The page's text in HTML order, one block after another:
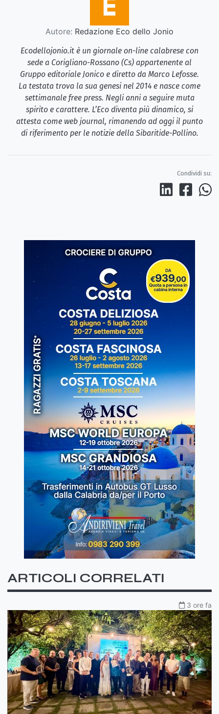
Autore: Redazione Eco dello Jonio
Ecodellojonio.it è un giornale on-line calabrese con
sede a Corigliano-Rossano (Cs) appartenente al
Gruppo editoriale Jonico e diretto da Marco Lefosse.
La testata trova la sua genesi nel 2014 e nasce come
settimanale free press. Negli anni a seguire muta
spirito e carattere. L’Eco diventa più dinamico, si
attesta come web journal, rimanendo ad oggi il punto
di riferimento per le notizie della Sibaritide-Pollino.
Condividi su:
ARTICOLI CORRELATI
3 ore fa